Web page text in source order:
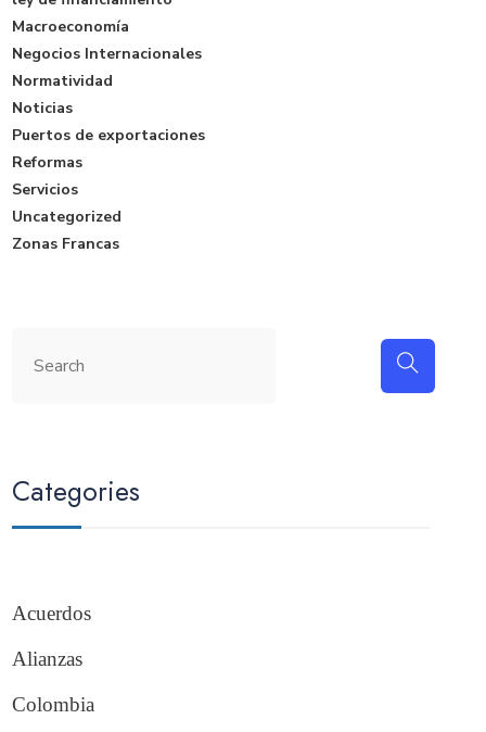
Macroeconomía
Negocios Internacionales
Normatividad
Noticias
Puertos de exportaciones
Reformas
Servicios
Uncategorized
Zonas Francas
Categories
Acuerdos
Alianzas
Colombia